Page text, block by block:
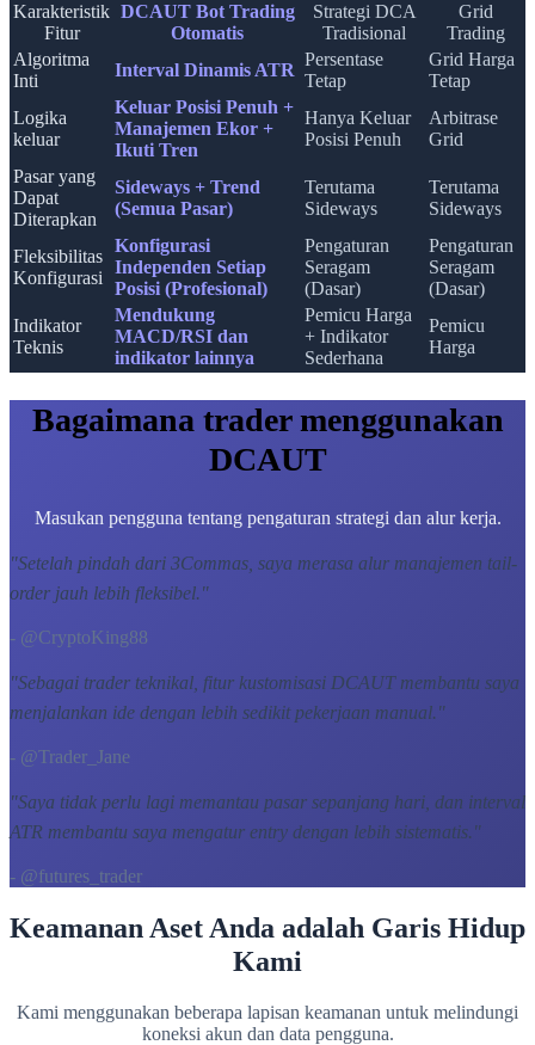
Karakteristik
Fitur
DCAUT Bot Trading
Otomatis
Strategi DCA
Tradisional
Grid
Trading
Algoritma
Inti
Interval Dinamis ATR
Persentase
Tetap
Grid Harga
Tetap
Logika
keluar
Keluar Posisi Penuh +
Manajemen Ekor +
Ikuti Tren
Hanya Keluar
Posisi Penuh
Arbitrase
Grid
Pasar yang
Dapat
Diterapkan
Sideways + Trend
(Semua Pasar)
Terutama
Sideways
Terutama
Sideways
Fleksibilitas
Konfigurasi
Konfigurasi
Independen Setiap
Posisi (Profesional)
Pengaturan
Seragam
(Dasar)
Pengaturan
Seragam
(Dasar)
Indikator
Teknis
Mendukung
MACD/RSI dan
indikator lainnya
Pemicu Harga
+ Indikator
Sederhana
Pemicu
Harga
Bagaimana trader menggunakan
DCAUT
Masukan pengguna tentang pengaturan strategi dan alur kerja.
"Setelah pindah dari 3Commas, saya merasa alur manajemen tail-
order jauh lebih fleksibel."
- @CryptoKing88
"Sebagai trader teknikal, fitur kustomisasi DCAUT membantu saya
menjalankan ide dengan lebih sedikit pekerjaan manual. "
- @Trader_Jane
"Saya tidak perlu lagi memantau pasar sepanjang hari, dan interval
ATR membantu saya mengatur entry dengan lebih sistematis. "
- @futures_trader
Keamanan Aset Anda adalah Garis Hidup
Kami
Kami menggunakan beberapa lapisan keamanan untuk melindungi
koneksi akun dan data pengguna.